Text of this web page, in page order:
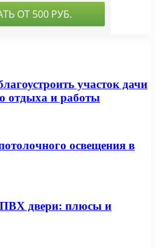
участок дачи
отдыха и работы
освещения в
двери: плюсы и